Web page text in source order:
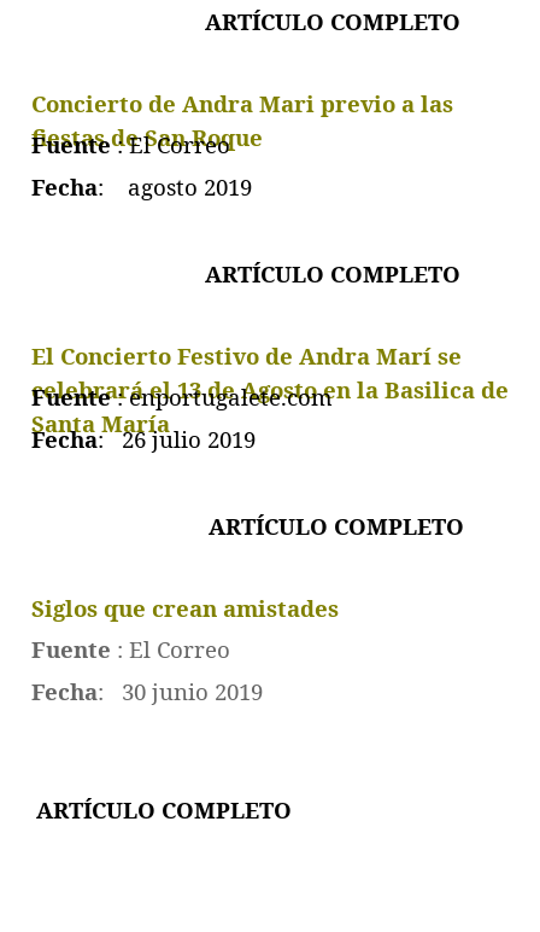
ARTÍCULO COMPLETO
Concierto de Andra Mari previo a las
fiestas de San Roque
Fuente: El Correo
Fecha: agosto 2019
ARTÍCULO COMPLETO
El Concierto Festivo de Andra Marí se
celebrará el 13 de Agosto en la Basilica de
Santa María
Fuente: enportugalete.com
Fecha: 26 julio 2019
ARTÍCULO COMPLETO
Siglos que crean amistades
Fuente : El Correo
Fecha: 30 junio 2019
ARTÍCULO COMPLETO